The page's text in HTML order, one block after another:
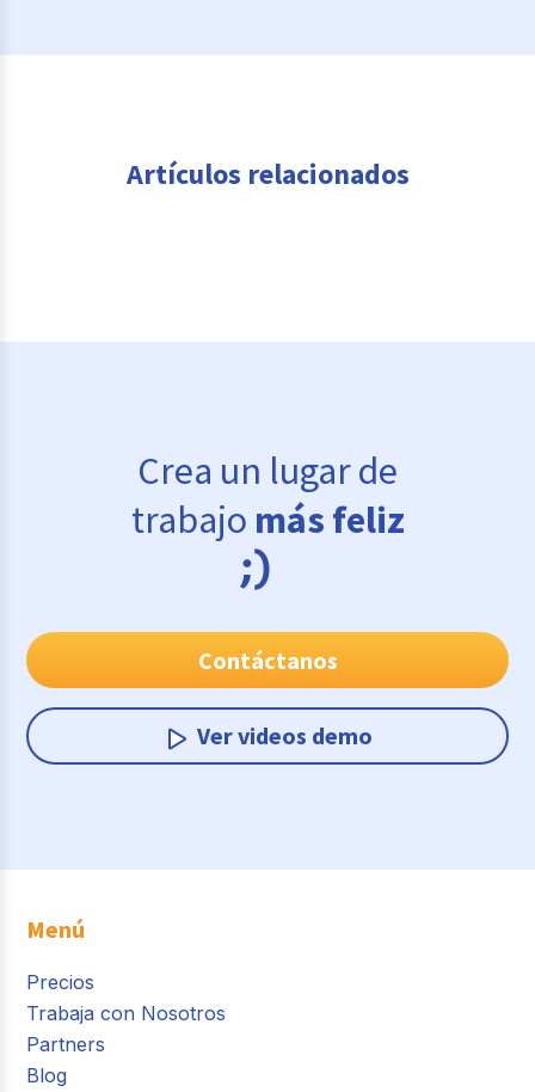
Artículos relacionados
Crea un lugar de
trabajo más feliz
Contáctanos
Ver videos demo
Menú
Precios
Trabaja con Nosotros
Partners
Blog